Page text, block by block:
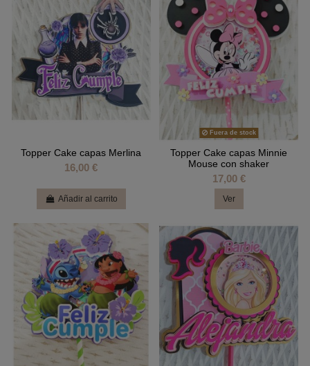
Topper Cake capas Merlina
16,00 €
Añadir al carrito
Fuera de stock
Topper Cake capas Minnie
Mouse con shaker
17,00 €
Ver